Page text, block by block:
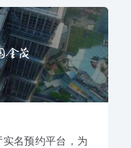
名预约平台，为